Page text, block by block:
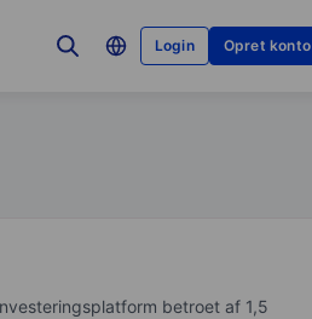
Login Opret konto
betroet af 1,5